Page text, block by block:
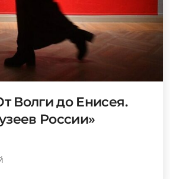
Волги до Енисея.
России»